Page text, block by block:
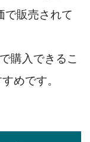
で販売されて
購入できるこ
めです。